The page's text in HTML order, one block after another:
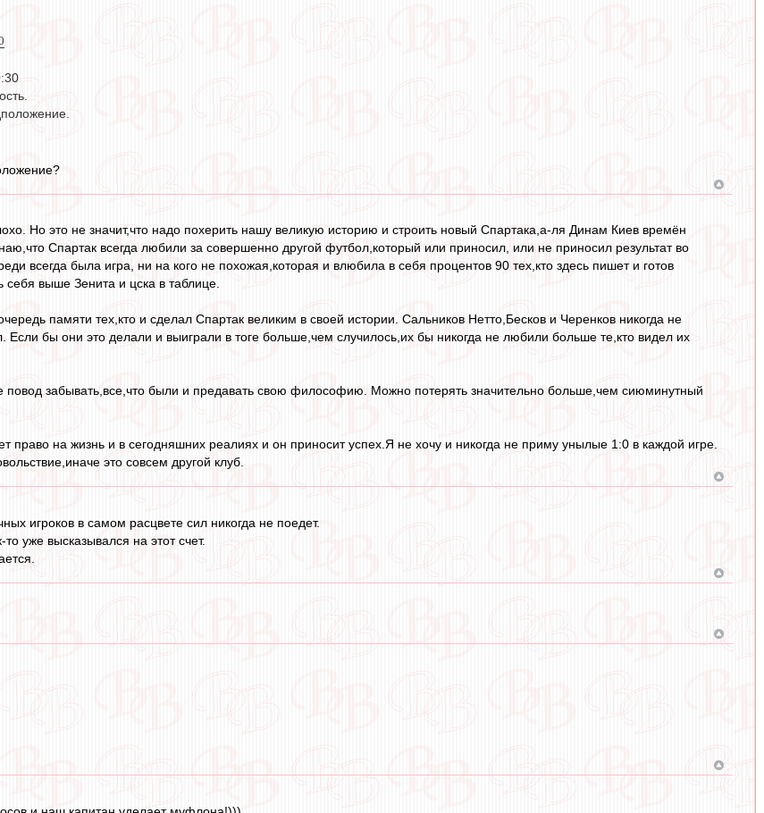
Но это не значит,что надо похерить нашу великую историю и строить новый Спартака,а-ля Динам Киев времён
Спартак всегда любили за совершенно другой футбол,который или приносил, или не приносил результат во
всегда была игра, ни на кого не похожая,которая и влюбила в себя процентов 90 тех,кто здесь пишет и готов
себя выше Зенита и цска в таблице.
памяти тех,кто и сделал Спартак великим в своей истории. Сальников Нетто,Бесков и Черенков никогда не
Если бы они это делали и выиграли в тоге больше,чем случилось,их бы никогда не любили больше те,кто видел их
повод забывать,все,что были и предавать свою философию. Можно потерять значительно больше,чем сиюминутный
право на жизнь и в сегодняшних реалиях и он приносит успех.Я не хочу и никогда не приму унылые 1:0 в каждой игре.
это совсем другой клуб.
игроков в самом расцвете сил никогда не поедет.
уже высказывался на этот счет.